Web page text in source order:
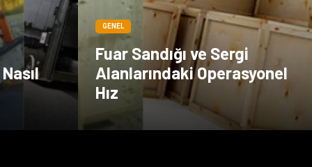
GENEL
Fuar Sandığı ve Sergi
Alanlarındaki Operasyonel
Hız